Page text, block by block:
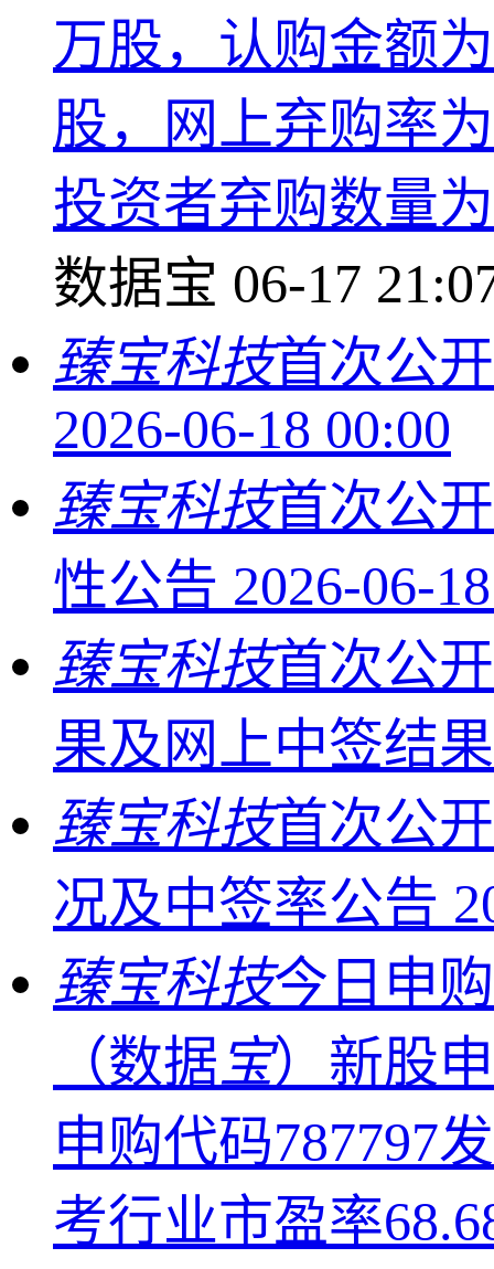
万股，认购金额
股，网上弃购率
投资者弃购数量
数据宝 06-17
臻宝科技首次公
2026-06-18 00:00
臻宝科技首次公
性公告 2026-06-
臻宝科技首次公
果及网上中签结
臻宝科技首次公
况及中签率公告
臻宝科技今日申
（数据 宝）新股
申购代码787797
考行业市盈率